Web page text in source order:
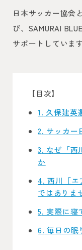
日本サッカー協会
び、SAMURAI
サポートしています
【目次】
1 久保建英
2 サッカー
3
なぜ「西
か
4 西川［エ
ではありま
5 実際に寝
6 毎日の眠